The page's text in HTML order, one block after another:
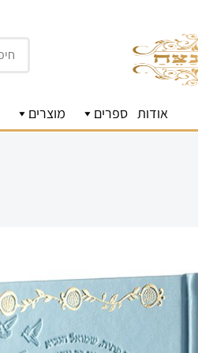
אודות ספרים מוצרים